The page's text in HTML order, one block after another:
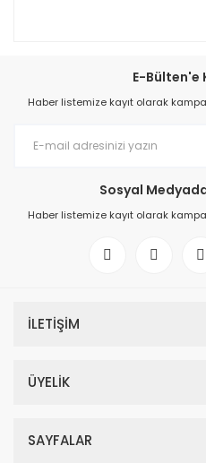
E-Bülten'e
Haber listemize kayıt olarak
Sosyal
Haber listemize kayıt olarak
İLETİŞİM
ÜYELİK
SAYFALAR